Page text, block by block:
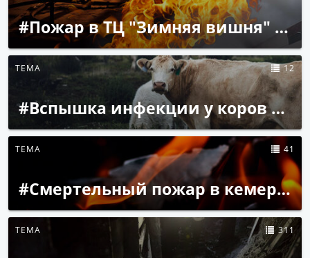
#Пожар в ТЦ "Зимняя вишня" в Кемерове
ТЕМА 12
#Вспышка инфекции у коров в Кузбассе
ТЕМА 41
#Смертельный пожар в кемеровском пансионате
ТЕМА 311